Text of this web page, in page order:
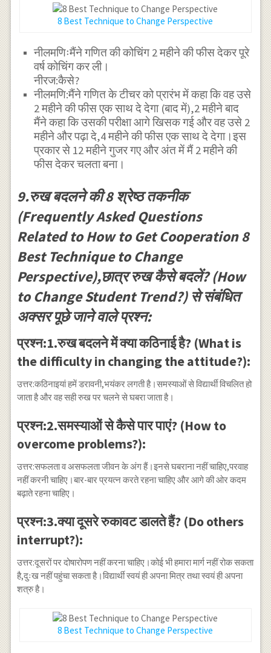
8 Best Technique to Change Perspective
नीलमणिःमैंने गणित की कोचिंग 2 महीने की फीस देकर पूरे
वर्ष कोचिंग कर ली।
नीरज:कैसे?
नीलमणि:मैंने गणित के टीचर को प्रारंभ में कहा कि वह उसे
2 महीने की फीस एक साथ दे देगा (बाद में),2 महीने बाद
मैंने कहा कि उसकी परीक्षा आगे खिसक गई और वह उसे 2
महीने और पढ़ा दे,4 महीने की फीस एक साथ दे देगा।इस
प्रकार से 12 महीने गुजर गए और अंत में मैं 2 महीने की
फीस देकर चलता बना।
9.रुख बदलने की 8 श्रेष्ठ तकनीक
(Frequently Asked Questions
Related to How to Get Cooperation 8
Best Technique to Change
Perspective),छात्र रुख कैसे बदलें? (How
to Change Student Trend?) से संबंधित
अक्सर पूछे जाने वाले प्रश्न:
प्रश्न:1.रुख बदलने में क्या कठिनाई है? (What is
the difficulty in changing the attitude?):
उत्तर:कठिनाइयां हमें डरावनी,भयंकर लगती है।समस्याओं से विद्यार्थी विचलित हो
जाता है और वह सही रुख पर चलने से घबरा जाता है।
प्रश्न:2.समस्याओं से कैसे पार पाएं? (How to
overcome problems?):
उत्तर:सफलता व असफलता जीवन के अंग हैं।इनसे घबराना नहीं चाहिए,परवाह
नहीं करनी चाहिए।बार-बार प्रयत्न करते रहना चाहिए और आगे की ओर कदम
बढ़ाते रहना चाहिए।
प्रश्न:3.क्या दूसरे रुकावट डालते हैं? (Do others
interrupt?):
उत्तर:दूसरों पर दोषारोपण नहीं करना चाहिए।कोई भी हमारा मार्ग नहीं रोक सकता
है,दुःख नहीं पहुंचा सकता है।विद्यार्थी स्वयं ही अपना मित्र तथा स्वयं ही अपना
शत्रु है।
8 Best Technique to Change Perspective